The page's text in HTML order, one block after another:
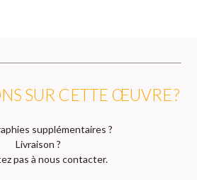
SUR CETTE ŒUVRE ?
supplémentaires ?
Livraison ?
pas à nous contacter.